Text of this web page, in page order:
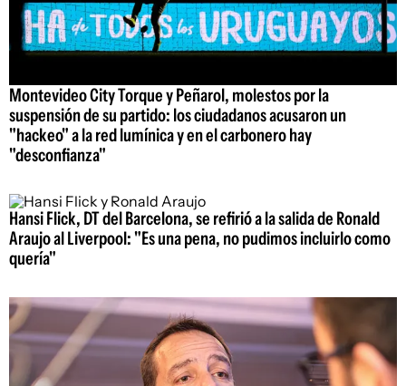
Montevideo City Torque y Peñarol, molestos por la
suspensión de su partido: los ciudadanos acusaron un
"hackeo" a la red lumínica y en el carbonero hay
"desconfianza"
Hansi Flick, DT del Barcelona, se refirió a la salida de Ronald
Araujo al Liverpool: "Es una pena, no pudimos incluirlo como
quería"